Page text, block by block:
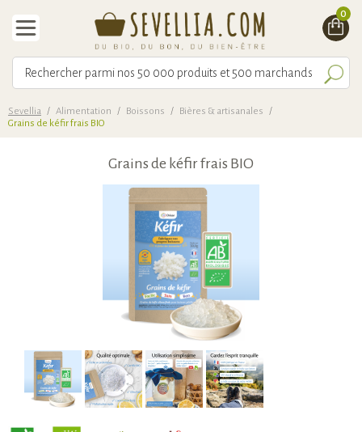
0
Sevellia / Alimentation / Boissons / Bières & artisanales
/
Grains de kéfir frais BIO
Grains de kéfir frais BIO